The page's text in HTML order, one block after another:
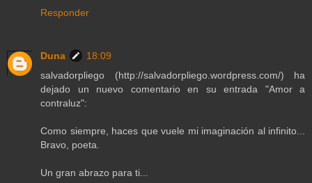
Responder
Duna
18:09
salvadorpliego (http://salvadorpliego.wordpress.com/) ha
dejado un nuevo comentario en su entrada "Amor a
contraluz":
Como siempre, haces que vuele mi imaginación al infinito...
Bravo, poeta.
Un gran abrazo para ti...